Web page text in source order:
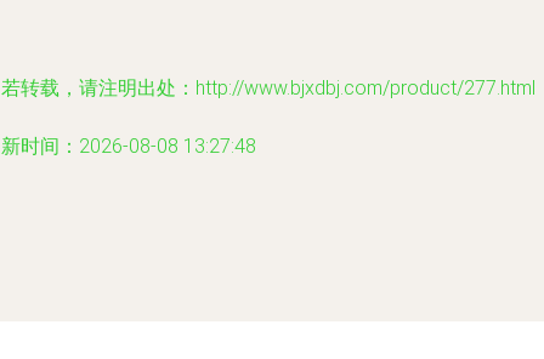
转载，请注明出处：http://www.bjxdbj.com/product/277.html
时间：2026-08-08 13:27:48